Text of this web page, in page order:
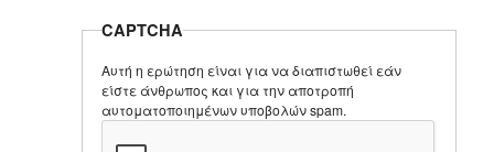
CAPTCHA
Αυτή η ερώτηση είναι για να διαπιστωθεί εάν
είστε άνθρωπος και για την αποτροπή
αυτοματοποιημένων υποβολών spam.